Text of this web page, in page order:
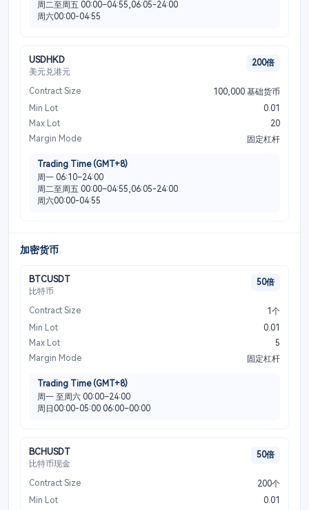
周二至周五 00:00–04:55,06:05-24:00
周六00:00-04:55
USDHKD
美元兑港元
200倍
Contract Size
100,000 基础货币
Min Lot
0.01
Max Lot
20
Margin Mode
固定杠杆
Trading Time (GMT+8)
周一 06:10–24:00
周二至周五 00:00–04:55,06:05-24:00
周六00:00-04:55
加密货币
BTCUSDT
比特币
50倍
Contract Size
1个
Min Lot
0.01
Max Lot
5
Margin Mode
固定杠杆
Trading Time (GMT+8)
周一 至周六 00:00–24:00
周日00:00-05:00 06:00–00:00
BCHUSDT
比特币现金
50倍
Contract Size
200个
Min Lot
0.01